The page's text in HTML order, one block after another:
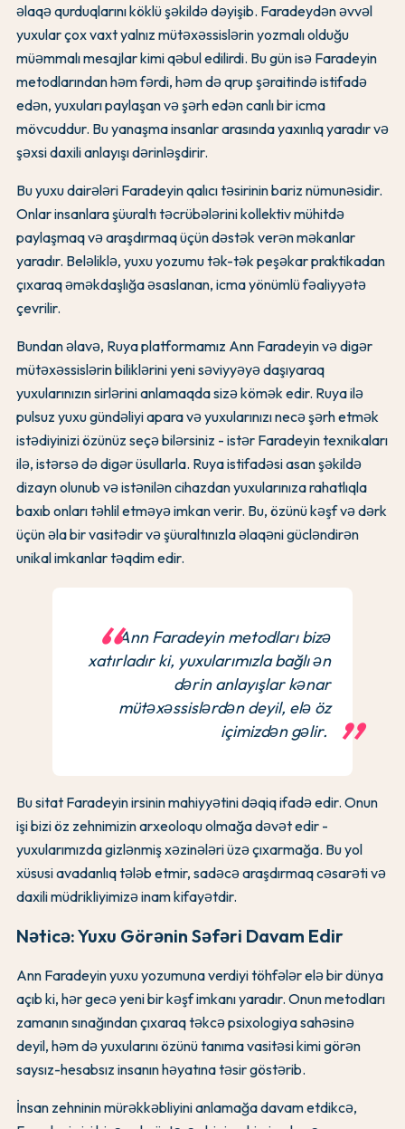
əlaqə qurduqlarını köklü şəkildə dəyişib. Faradeydən əvvəl
yuxular çox vaxt yalnız mütəxəssislərin yozmalı olduğu
müəmmalı mesajlar kimi qəbul edilirdi. Bu gün isə Faradeyin
metodlarından həm fərdi, həm də qrup şəraitində istifadə
edən, yuxuları paylaşan və şərh edən canlı bir icma
mövcuddur. Bu yanaşma insanlar arasında yaxınlıq yaradır və
şəxsi daxili anlayışı dərinləşdirir.
Bu yuxu dairələri Faradeyin qalıcı təsirinin bariz nümunəsidir.
Onlar insanlara şüuraltı təcrübələrini kollektiv mühitdə
paylaşmaq və araşdırmaq üçün dəstək verən məkanlar
yaradır. Beləliklə, yuxu yozumu tək-tək peşəkar praktikadan
çıxaraq əməkdaşlığa əsaslanan, icma yönümlü fəaliyyətə
çevrilir.
Bundan əlavə, Ruya platformamız Ann Faradeyin və digər
mütəxəssislərin biliklərini yeni səviyyəyə daşıyaraq
yuxularınızın sirlərini anlamaqda sizə kömək edir. Ruya ilə
pulsuz yuxu gündəliyi apara və yuxularınızı necə şərh etmək
istədiyinizi özünüz seçə bilərsiniz - istər Faradeyin texnikaları
ilə, istərsə də digər üsullarla. Ruya istifadəsi asan şəkildə
dizayn olunub və istənilən cihazdan yuxularınıza rahatlıqla
baxıb onları təhlil etməyə imkan verir. Bu, özünü kəşf və dərk
üçün əla bir vasitədir və şüuraltınızla əlaqəni gücləndirən
unikal imkanlar təqdim edir.
Ann Faradeyin metodları bizə
xatırladır ki, yuxularımızla bağlı ən
dərin anlayışlar kənar
mütəxəssislərdən deyil, elə öz
içimizdən gəlir.
Bu sitat Faradeyin irsinin mahiyyətini dəqiq ifadə edir. Onun
işi bizi öz zehnimizin arxeoloqu olmağa dəvət edir -
yuxularımızda gizlənmiş xəzinələri üzə çıxarmağa. Bu yol
xüsusi avadanlıq tələb etmir, sadəcə araşdırmaq cəsarəti və
daxili müdrikliyimizə inam kifayətdir.
Nəticə: Yuxu Görənin Səfəri Davam Edir
Ann Faradeyin yuxu yozumuna verdiyi töhfələr elə bir dünya
açıb ki, hər gecə yeni bir kəşf imkanı yaradır. Onun metodları
zamanın sınağından çıxaraq təkcə psixologiya sahəsinə
deyil, həm də yuxularını özünü tanıma vasitəsi kimi görən
saysız-hesabsız insanın həyatına təsir göstərib.
İnsan zehninin mürəkkəbliyini anlamağa davam etdikcə,